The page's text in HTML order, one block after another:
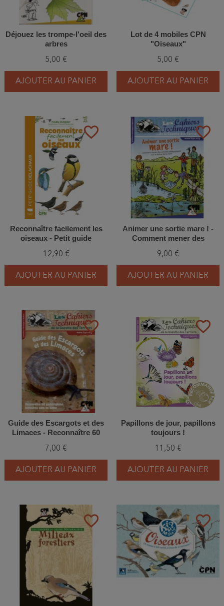
Déjouez les trompe-l'oeil des
arbres
5,00 €
AJOUTER AU PANIER
Lot de 4 mobiles CPN
"Oiseaux"
5,00 €
AJOUTER AU PANIER
favorite_border
Reconnaître facilement les
oiseaux - Petit guide
12,90 €
AJOUTER AU PANIER
favorite_border
Animer une sortie mare ! -
Comment mener des
thème de la mare ?
9,00 €
AJOUTER AU PANIER
favorite_border
Guide des Escargots et des
Limaces - Reconnaître 60
terrestres sans en baver
7,00 €
AJOUTER AU PANIER
favorite_border
Papillons de jour, papillons
toujours !
11,50 €
AJOUTER AU PANIER
favorite_border favorite_border